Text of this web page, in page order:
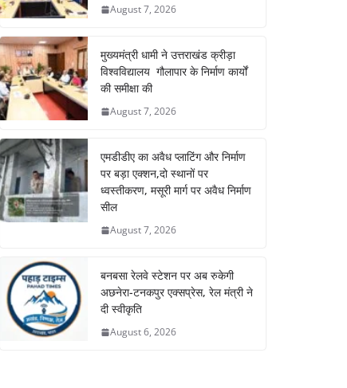
August 7, 2026
मुख्यमंत्री धामी ने उत्तराखंड क्रीड़ा
विश्वविद्यालय गौलापार के निर्माण कार्यों
की समीक्षा की
August 7, 2026
एमडीडीए का अवैध प्लाटिंग और निर्माण
पर बड़ा एक्शन,दो स्थानों पर
ध्वस्तीकरण, मसूरी मार्ग पर अवैध निर्माण
सील
August 7, 2026
बनबसा रेलवे स्टेशन पर अब रुकेगी
अछनेरा-टनकपुर एक्सप्रेस, रेल मंत्री ने
दी स्वीकृति
August 6, 2026